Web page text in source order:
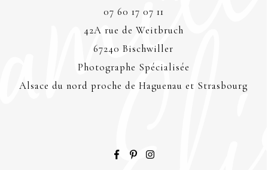
07 60 17 07 11
42A rue de Weitbruch
67240 Bischwiller
Photographe Spécialisée
Alsace du nord proche de Haguenau et Strasbourg